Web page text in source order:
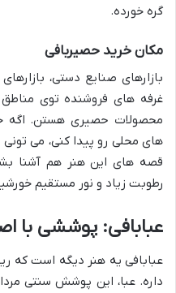
گره خورده.
مکان خرید حصیربافی
بازارهای صنایع دستی،
غرفه های فروشنده توی مناطق
محصولات حصیری هستن. اگه
های محلی رو پیدا کنی، می
قصه های این هنر هم آشنا
رطوبت زیاد و نور مستقیم
عبابافی: پوششی با
عبابافی یه هنر دیگه است که
داره. عبا، این پوشش سنتی